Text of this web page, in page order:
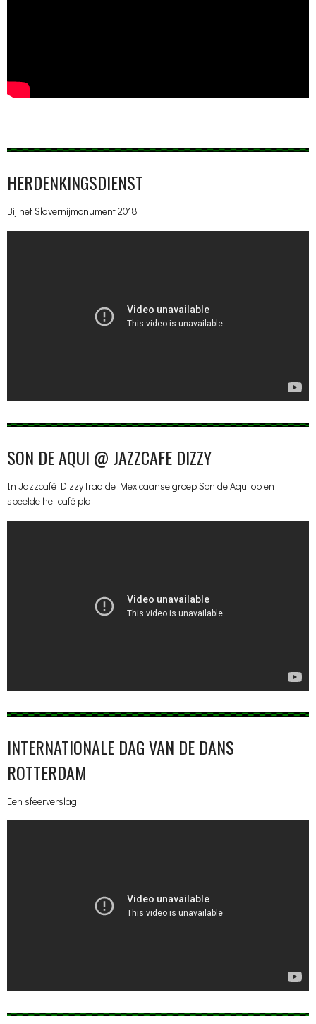
HERDENKINGSDIENST
Bij het Slavernijmonument 2018
SON DE AQUI @ JAZZCAFE DIZZY
In Jazzcafé Dizzy trad de Mexicaanse groep Son de Aqui op en
speelde het café plat.
INTERNATIONALE DAG VAN DE DANS
ROTTERDAM
Een sfeerverslag